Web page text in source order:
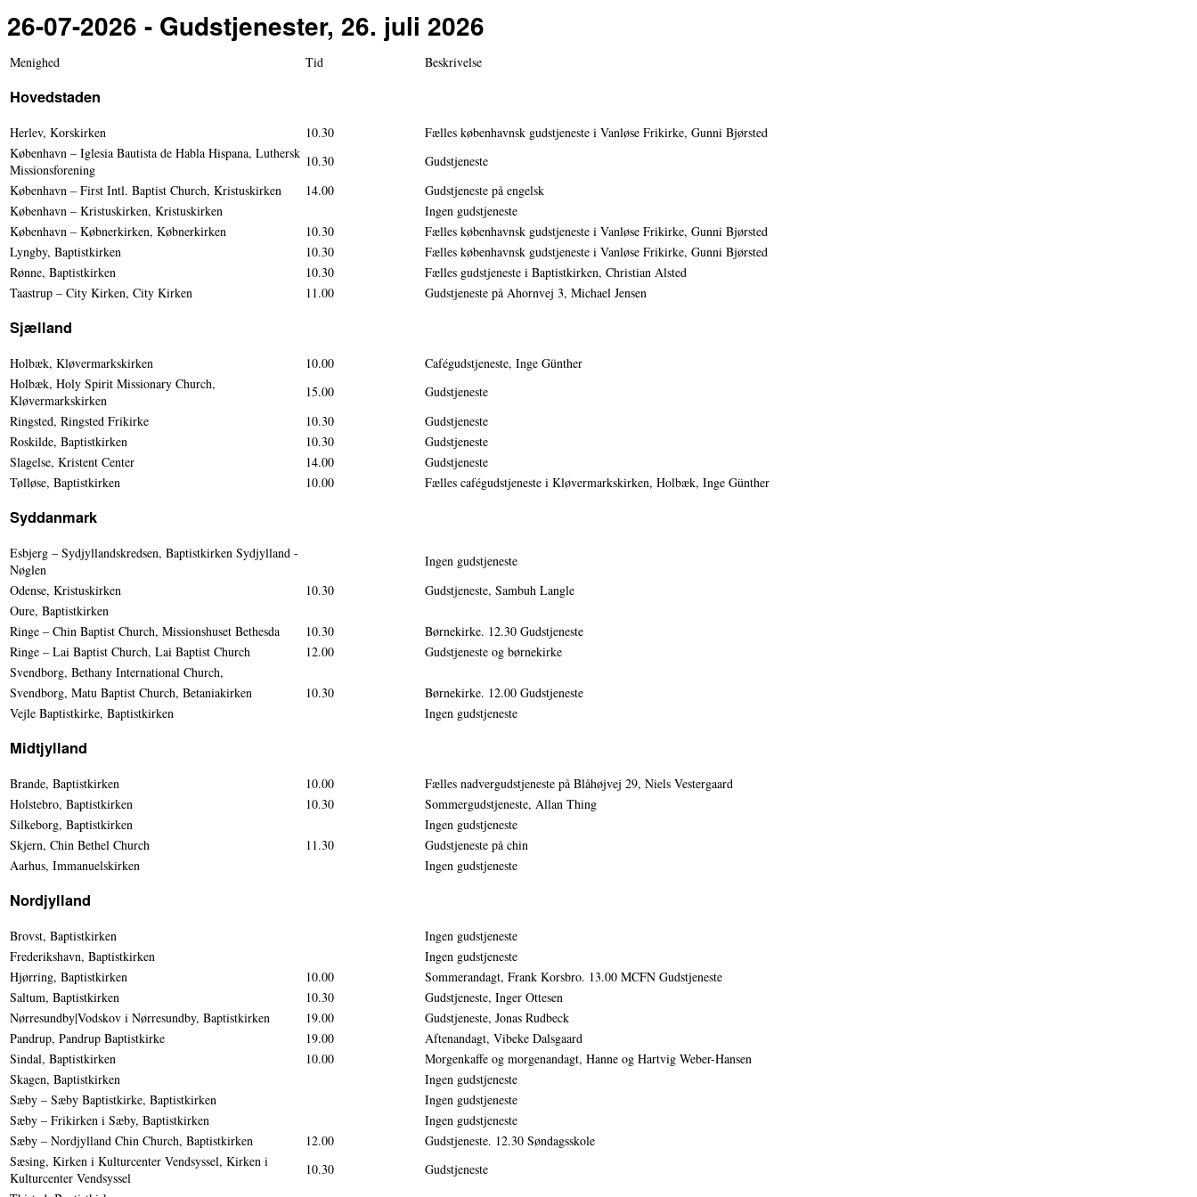
26-07-2026 - Gudstjenester, 26. juli 2026
Menighed Tid Beskrivelse
Hovedstaden
Herlev, Korskirken 10.30
Fælles københavnsk gudstjeneste i Vanløse Frikirke, Gunni Bjørsted
København – Iglesia Bautista de Habla Hispana, Luthersk
Missionsforening
10.30
Gudstjeneste
København – First Intl. Baptist Church, Kristuskirken
14.00
Gudstjeneste på engelsk
København – Kristuskirken, Kristuskirken
Ingen gudstjeneste
København – Købnerkirken, Købnerkirken
10.30
Fælles københavnsk gudstjeneste i Vanløse Frikirke, Gunni Bjørsted
Lyngby, Baptistkirken
10.30
Fælles københavnsk gudstjeneste i Vanløse Frikirke, Gunni Bjørsted
Rønne, Baptistkirken
10.30
Fælles gudstjeneste i Baptistkirken, Christian Alsted
Taastrup – City Kirken, City Kirken
11.00 Gudstjeneste på Ahornvej 3, Michael Jensen
Sjælland
Holbæk, Kløvermarkskirken 10.00
Cafégudstjeneste, Inge Günther
Holbæk, Holy Spirit Missionary Church,
Kløvermarkskirken
15.00
Gudstjeneste
Ringsted, Ringsted Frikirke
10.30
Gudstjeneste
Roskilde, Baptistkirken
10.30
Gudstjeneste
Slagelse, Kristent Center
14.00
Gudstjeneste
Tølløse, Baptistkirken
10.00 Fælles cafégudstjeneste i Kløvermarkskirken, Holbæk, Inge Günther
Syddanmark
Esbjerg – Sydjyllandskredsen, Baptistkirken Sydjylland -
Nøglen
Ingen gudstjeneste
Odense, Kristuskirken
10.30
Gudstjeneste, Sambuh Langle
Oure, Baptistkirken
Ringe – Chin Baptist Church, Missionshuset Bethesda
10.30
Børnekirke. 12.30 Gudstjeneste
Ringe – Lai Baptist Church, Lai Baptist Church
12.00
Gudstjeneste og børnekirke
Svendborg, Bethany International Church,
Svendborg, Matu Baptist Church, Betaniakirken
10.30
Børnekirke. 12.00 Gudstjeneste
Vejle Baptistkirke, Baptistkirken
Ingen gudstjeneste
Midtjylland
Brande, Baptistkirken 10.00
Fælles nadvergudstjeneste på Blåhøjvej 29, Niels Vestergaard
Holstebro, Baptistkirken
10.30
Sommergudstjeneste, Allan Thing
Silkeborg, Baptistkirken
Ingen gudstjeneste
Skjern, Chin Bethel Church
11.30
Gudstjeneste på chin
Aarhus, Immanuelskirken
Ingen gudstjeneste
Nordjylland
Brovst, Baptistkirken
Ingen gudstjeneste
Frederikshavn, Baptistkirken
Ingen gudstjeneste
Hjørring, Baptistkirken
10.00
Sommerandagt, Frank Korsbro. 13.00 MCFN Gudstjeneste
Saltum, Baptistkirken
10.30
Gudstjeneste, Inger Ottesen
Nørresundby|Vodskov i Nørresundby, Baptistkirken
19.00
Gudstjeneste, Jonas Rudbeck
Pandrup, Pandrup Baptistkirke
19.00
Aftenandagt, Vibeke Dalsgaard
Sindal, Baptistkirken
10.00
Morgenkaffe og morgenandagt, Hanne og Hartvig Weber-Hansen
Skagen, Baptistkirken
Ingen gudstjeneste
Sæby – Sæby Baptistkirke, Baptistkirken
Ingen gudstjeneste
Sæby – Frikirken i Sæby, Baptistkirken
Ingen gudstjeneste
Sæby – Nordjylland Chin Church, Baptistkirken
12.00
Gudstjeneste. 12.30 Søndagsskole
Sæsing, Kirken i Kulturcenter Vendsyssel, Kirken i
Kulturcenter Vendsyssel
10.30
Gudstjeneste